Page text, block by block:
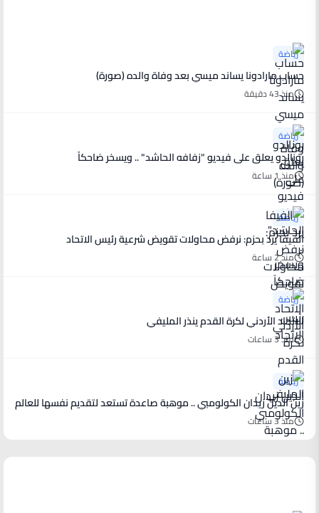
رياضة
حساب مارادونا يساند ميسي بعد وفاة والده (صورة)
منذ 43 دقيقة
رياضة
رونالدو يعلق على فيديو "زفافه الحاشد" .. ويسخر ضاحكاً
منذ 1 ساعة
رياضة
الفيفا يرد بحزم: نرفض محاولات تقويض شرعية رئيس الاتحاد
منذ 2 ساعة
رياضة
الاتحاد الأردني لكرة القدم ينذر المليفي
منذ 3 ساعات
رياضة
زين الدين زيدان الكولومبي .. موهبة صاعدة تستعد لتقديم نفسها للعالم
منذ 3 ساعات